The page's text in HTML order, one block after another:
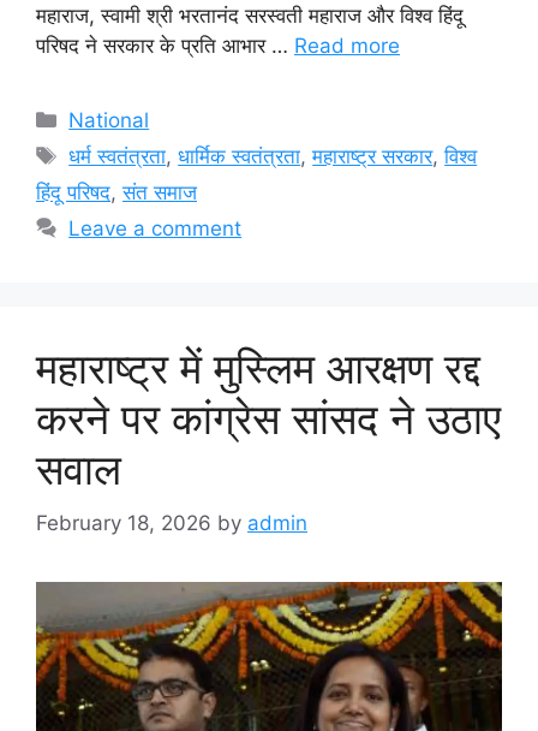
महाराज, स्वामी श्री भरतानंद सरस्वती महाराज और विश्व हिंदू
परिषद ने सरकार के प्रति आभार … Read more
Categories
National
Tags
धर्म स्वतंत्रता,धार्मिक स्वतंत्रता,महाराष्ट्र सरकार,विश्व
हिंदू परिषद,संत समाज
Leave a comment
महाराष्ट्र में मुस्लिम आरक्षण रद्द
करने पर कांग्रेस सांसद ने उठाए
सवाल
February 18, 2026 by admin